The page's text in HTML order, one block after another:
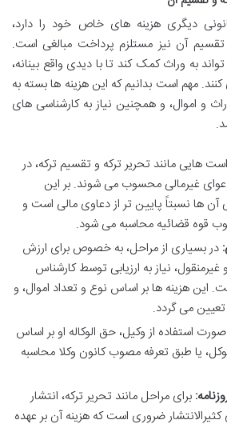
دیگری هزینه های خاص خود را دارد،
تقسیم آن نیز مستلزم پرداخت مبالغی است.
به وراث کمک کند تا با دیدی واقع بینانه،
مهم است بدانیم که این هزینه ها بسته به
و اموال، و همچنین نیاز به کارشناسی های
هایی مانند تحریر ترکه و تقسیم ترکه، در
غیرمالی محسوب می شوند. بر این
آن ها نسبتاً پایین تر از دعاوی مالی است و
قوه قضائیه محاسبه می شود.
در بسیاری از مراحل، به خصوص برای ارزش
نیاز به ارزیابی توسط کارشناس
این هزینه ها بر اساس نوع و تعداد اموال، و
می گردد.
استفاده از وکیل، حق الوکاله او بر اساس
یا طبق تعرفه مصوب کانون وکلا محاسبه
برای مراحل مانند تحریر ترکه، انتشار
ضروری است که هزینه آن بر عهده